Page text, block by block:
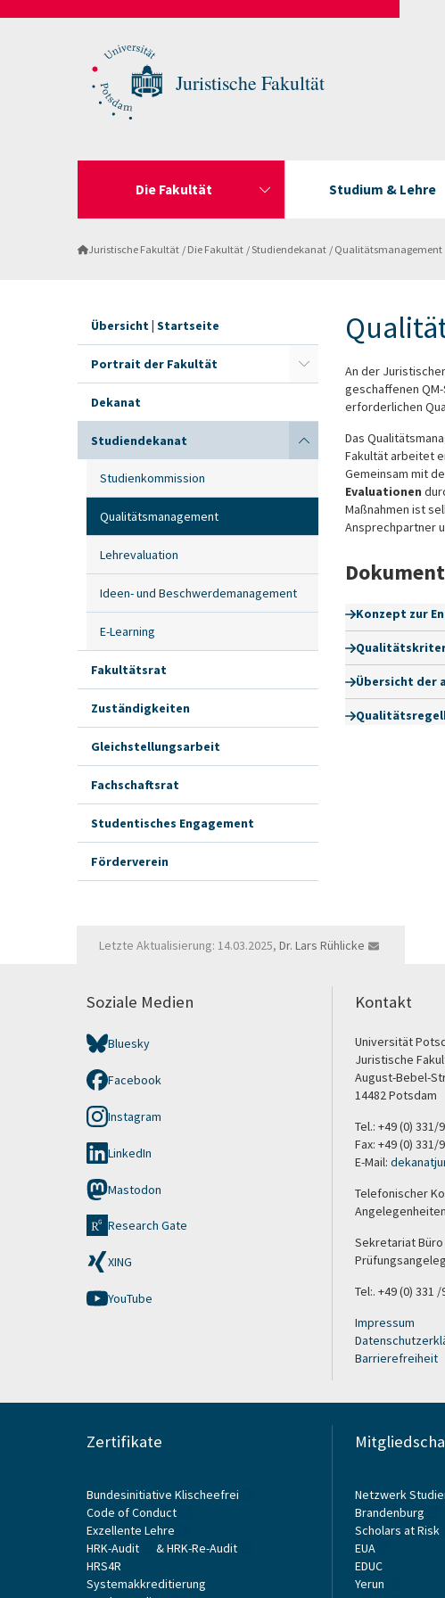
Juristische Fakultät
Die Fakultät Studium & Lehre
Juristische Fakultät Die Fakultät Studiendekanat Qualitätsmanagement
Übersicht | Startseite
Portrait der Fakultät
Dekanat
Studiendekanat
Studienkommission
Qualitätsmanagement
Lehrevaluation
Ideen- und Beschwerdemanagement
E-Learning
Fakultätsrat
Zuständigkeiten
Gleichstellungsarbeit
Fachschaftsrat
Studentisches Engagement
Förderverein
An der
geschaffenen
erforderlichen
Das
Fakultät arbeitet
Gemeinsam mit
Evaluationen
Maßnahmen ist
Ansprechpartner
Konzept zur
Übersicht der
Letzte Aktualisierung: 14.03.2025,Dr. Lars Rühlicke
Soziale Medien
Bluesky
Facebook
Instagram
LinkedIn
Mastodon
Research Gate
XING
YouTube
Kontakt
Universität
Juristische
August-Bebel-
14482 Potsdam
Tel.: +49 (0) 331/
Fax: +49 (0) 331/
E-Mail:
Telefonischer
Sekretariat
Tel:. +49 (0) 331
Impressum
Barrierefreiheit
Zertifikate
Bundesinitiative Klischeefrei
Code of Conduct
Exzellente Lehre
HRK-Audit
&HRK-Re-Audit
HRS4R
Systemakkreditierung
Netzwerk
Brandenburg
Scholars at Risk
EUA
EDUC
Yerun